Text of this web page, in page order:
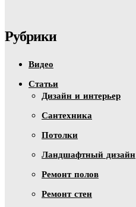
Рубрики
Видео
Статьи
Дизайн и интерьер
Сантехника
Потолки
Ландшафтный дизайн
Ремонт полов
Ремонт стен